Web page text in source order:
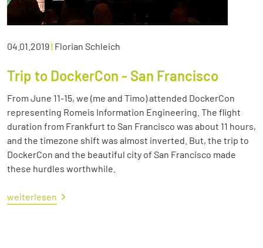
04.01.2019| Florian Schleich
Trip to DockerCon - San Francisco
From June 11-15, we (me and Timo) attended DockerCon
representing Romeis Information Engineering. The flight
duration from Frankfurt to San Francisco was about 11 hours,
and the timezone shift was almost inverted. But, the trip to
DockerCon and the beautiful city of San Francisco made
these hurdles worthwhile.
weiterlesen